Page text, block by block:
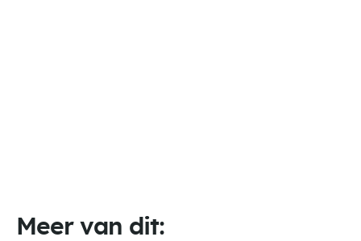
Meer van dit: